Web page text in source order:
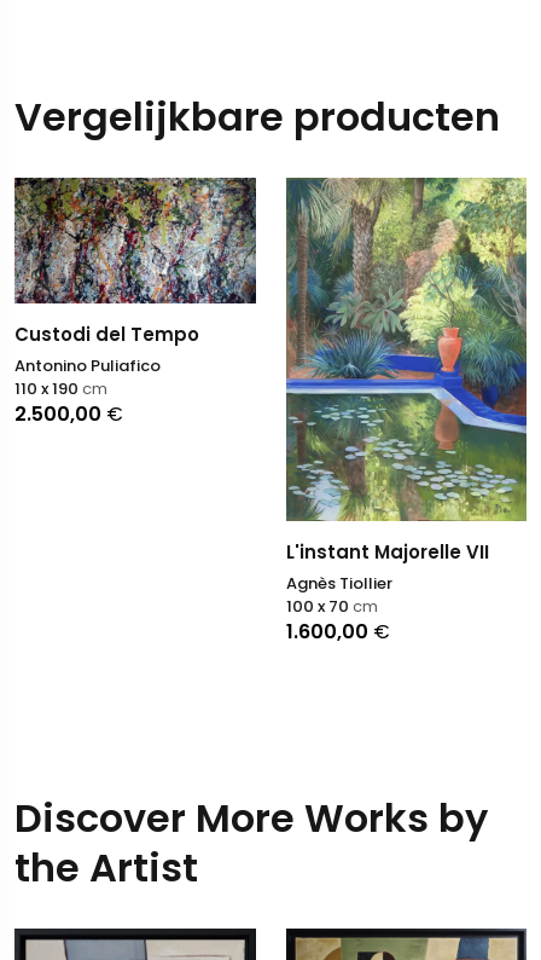
Vergelijkbare producten
Custodi del Tempo
Antonino Puliafico
2.500,00 €
110 x 190 cm
L'instant Majorelle VII
Agnès Tiollier
1.600,00 €
100 x 70 cm
Discover More Works by
the Artist